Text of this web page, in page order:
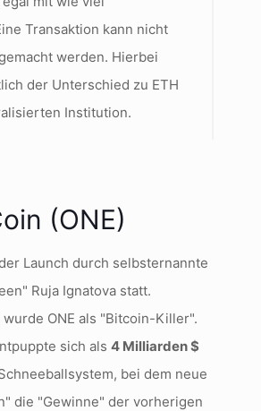
Transaktion kann nicht
werden. Hierbei
der Unterschied zu ETH
Institution.
(ONE)
Launch durch selbsternannte
Ruja Ignatova statt.
ONE als "Bitcoin-Killer".
sich als 4 Milliarden $
bei dem neue
die "Gewinne" der vorherigen